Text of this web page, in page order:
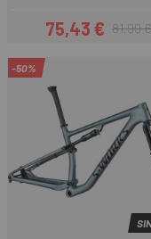
Precio
75,43 €Precio
81,99 €
-50%